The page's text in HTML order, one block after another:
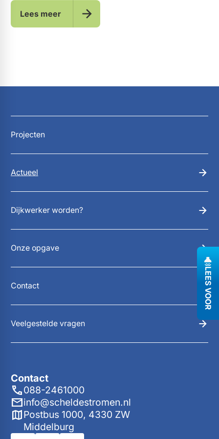
Lees meer
LEES VOOR
Contact
088-2461000
info@scheldestromen.nl
Postbus 1000, 4330 ZW
Middelburg
Projecten
Actueel
Dijkwerker worden?
Onze opgave
Contact
Veelgestelde vragen